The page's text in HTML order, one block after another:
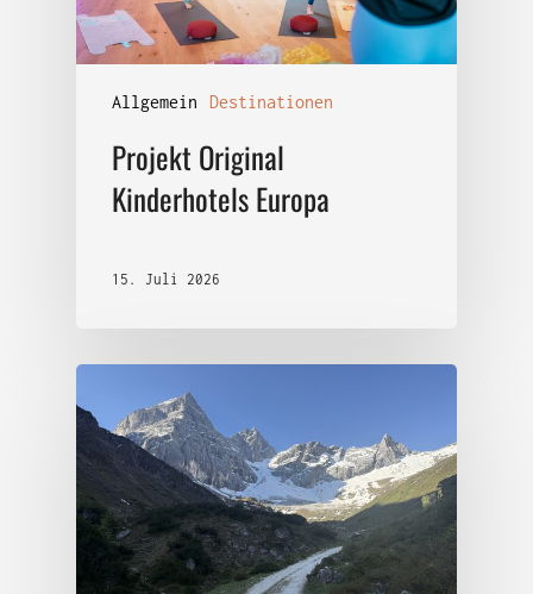
Allgemein Destinationen
Projekt Original
Kinderhotels Europa
15. Juli 2026